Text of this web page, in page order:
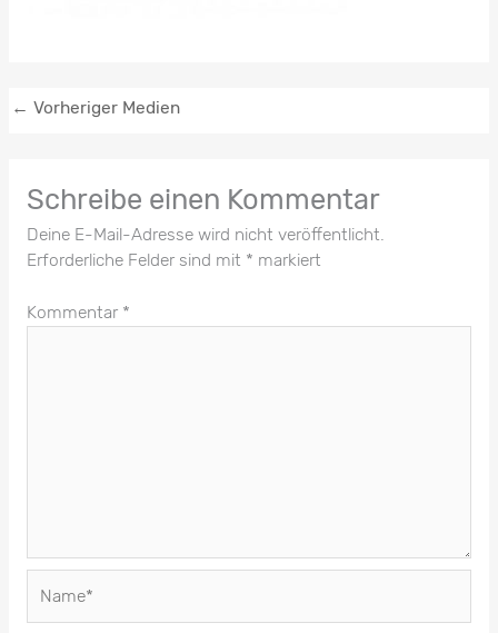
← Vorheriger Medien
Schreibe einen Kommentar
Deine E-Mail-Adresse wird nicht veröffentlicht.
Erforderliche Felder sind mit * markiert
Kommentar *